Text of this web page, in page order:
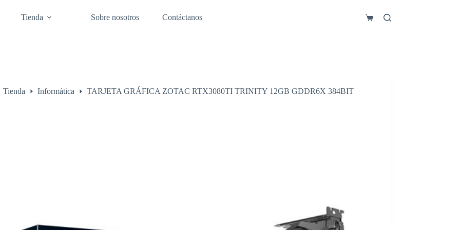
Tienda Sobre nosotros Contáctanos
Carro
Tienda Informática TARJETA GRÁFICA ZOTAC RTX3080TI TRINITY 12GB GDDR6X 384BIT